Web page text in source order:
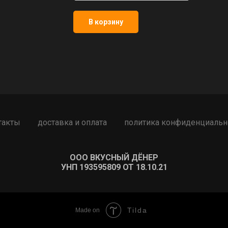
В корзину
доставка и оплата политика
ООО ВКУСНЫЙ ДЁНЕР
УНП 193595809 ОТ 18.10.21
Made on Tilda